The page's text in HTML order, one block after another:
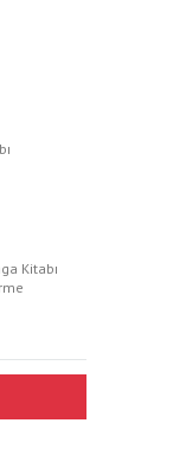
Kitabı